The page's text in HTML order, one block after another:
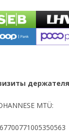
MTÜ: